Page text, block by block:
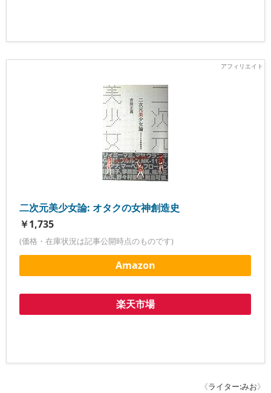
二次元美少女論: オタクの女神創造史
￥1,735
(価格・在庫状況は記事公開時点のものです)
Amazon
楽天市場
《ライター:みお》